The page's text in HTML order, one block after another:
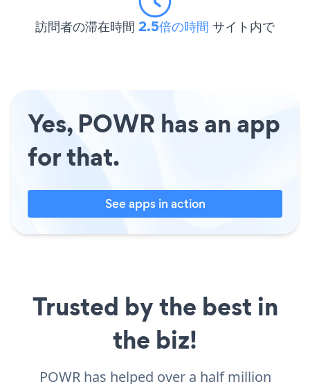
訪問者の滞在時間 2.5倍の時間 サイト内で
Yes, POWR has an app
for that.
See apps in action
Trusted by the best in
the biz!
POWR has helped over a half million